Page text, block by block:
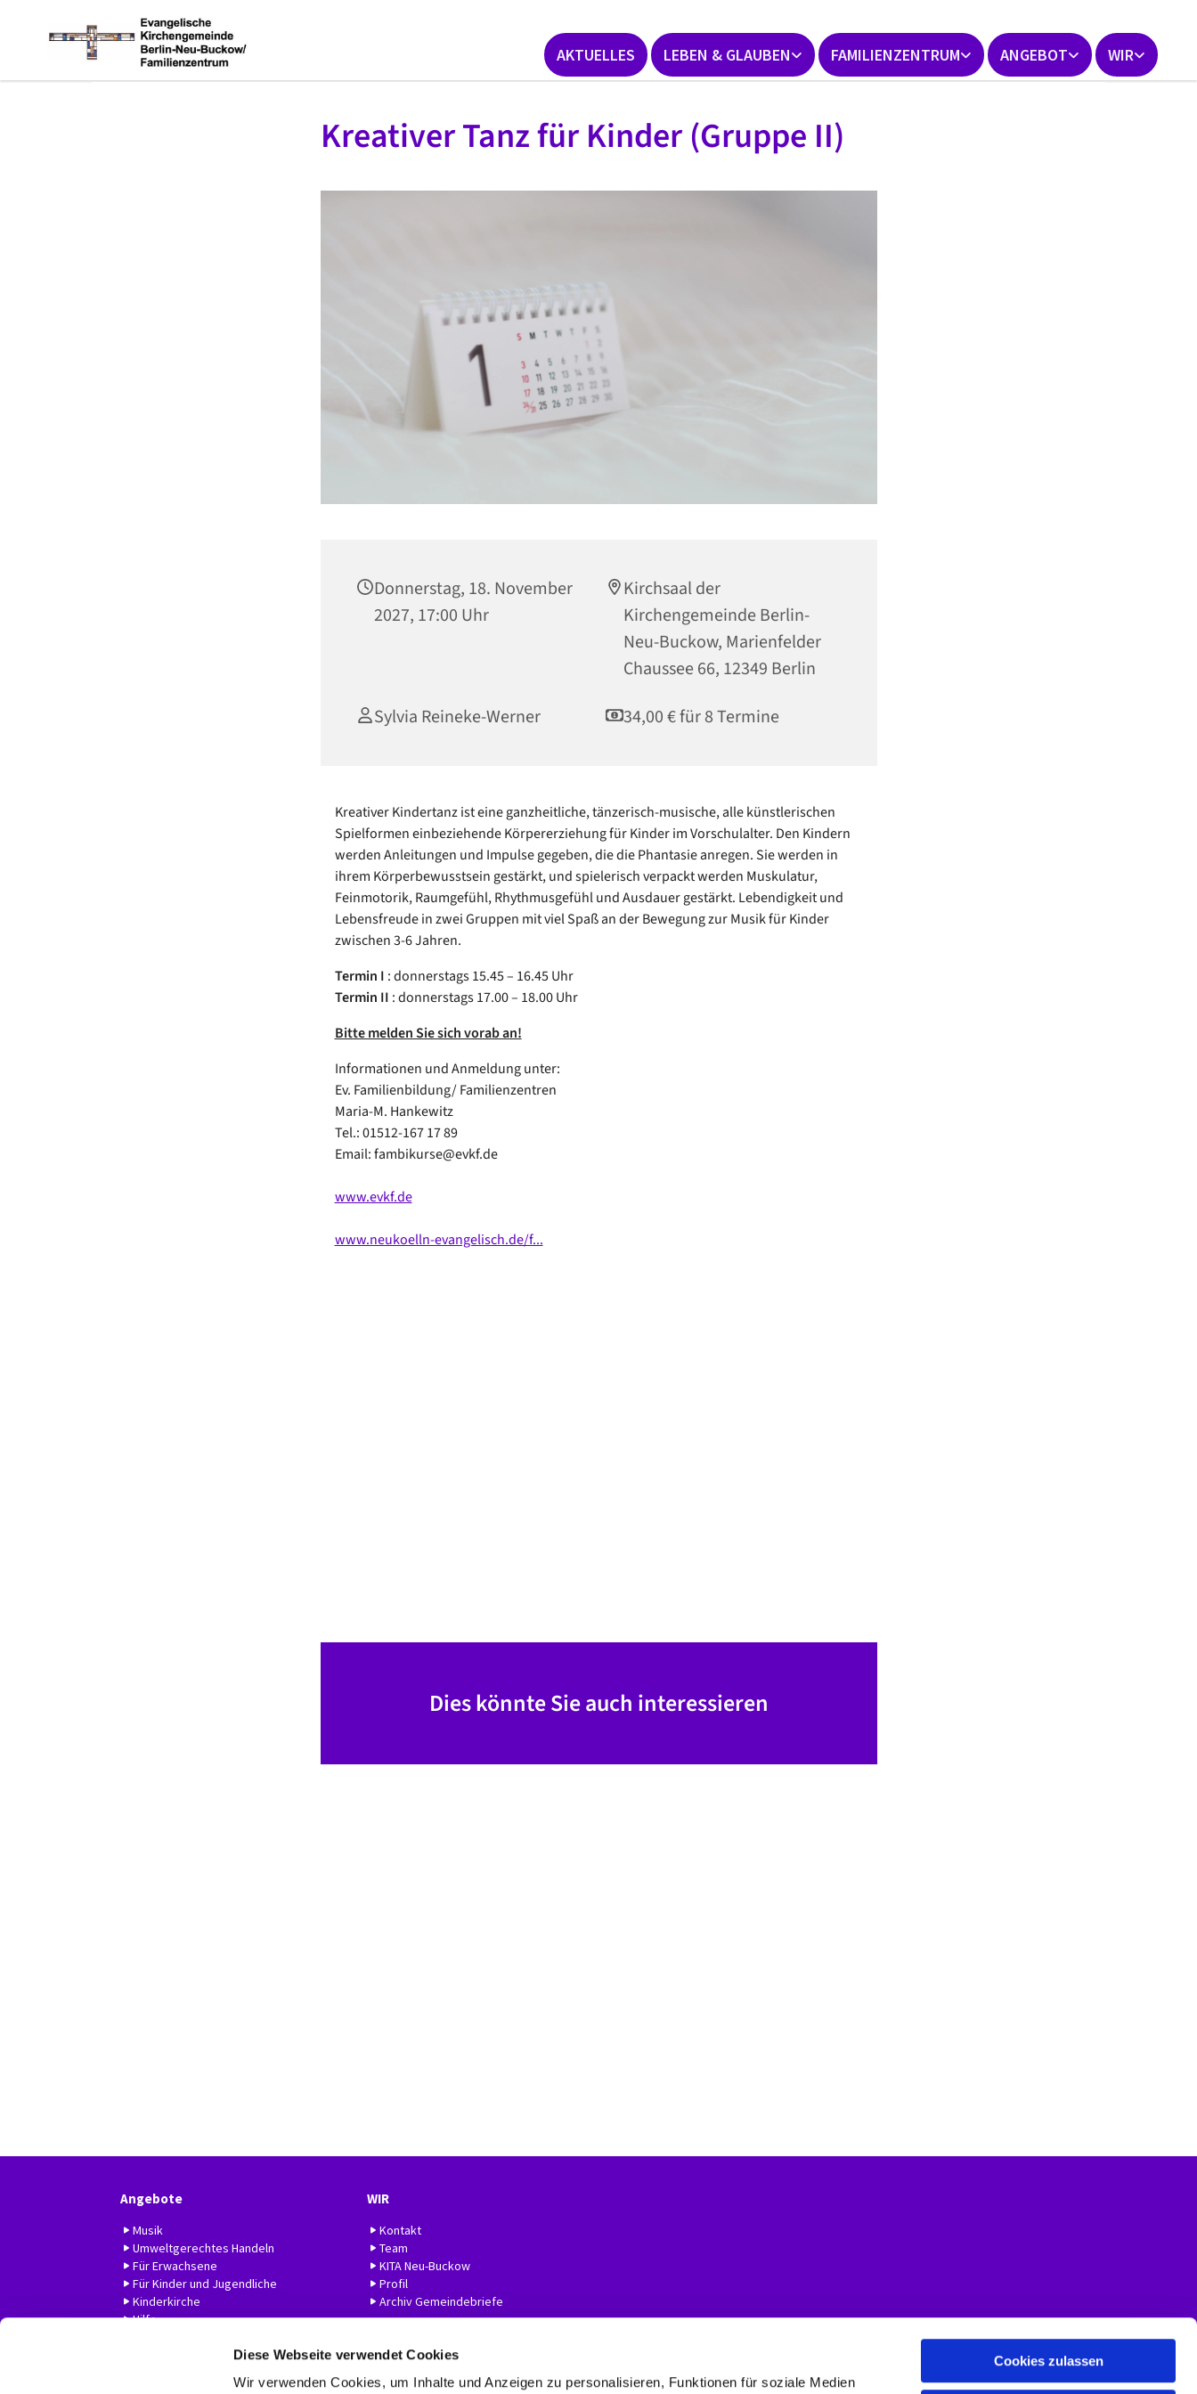
Diese Webseite verwendet Cookies
Wir verwenden Cookies, um Inhalte und Anzeigen zu personalisieren, Funktionen für soziale Medien
Cookies zulassen
AKTUELLES LEBEN & GLAUBEN FAMILIENZENTRUM ANGEBOT WIR
Kreativer Tanz für Kinder (Gruppe II)
Donnerstag, 18. November
2027, 17:00 Uhr
Kirchsaal der
Kirchengemeinde Berlin-
Neu-Buckow, Marienfelder
Chaussee 66, 12349 Berlin
Sylvia Reineke-Werner
34,00 € für 8 Termine
Kreativer Kindertanz ist eine ganzheitliche, tänzerisch-musische, alle künstlerischen
Spielformen einbeziehende Körpererziehung für Kinder im Vorschulalter. Den Kindern
werden Anleitungen und Impulse gegeben, die die Phantasie anregen. Sie werden in
ihrem Körperbewusstsein gestärkt, und spielerisch verpackt werden Muskulatur,
Feinmotorik, Raumgefühl, Rhythmusgefühl und Ausdauer gestärkt. Lebendigkeit und
Lebensfreude in zwei Gruppen mit viel Spaß an der Bewegung zur Musik für Kinder
zwischen 3-6 Jahren.
Termin I : donnerstags 15.45 – 16.45 Uhr
Termin II : donnerstags 17.00 – 18.00 Uhr
Bitte melden Sie sich vorab an!
Informationen und Anmeldung unter:
Ev. Familienbildung/ Familienzentren
Maria-M. Hankewitz
Tel.: 01512-167 17 89
Email: fambikurse@evkf.de
www.evkf.de
www.neukoelln-evangelisch.de/f...
Dies könnte Sie auch interessieren
Angebote
Musik
Umweltgerechtes Handeln
Für Erwachsene
Für Kinder und Jugendliche
Kinderkirche
Hilfe
WIR
Kontakt
Team
KITA Neu-Buckow
Profil
Archiv Gemeindebriefe